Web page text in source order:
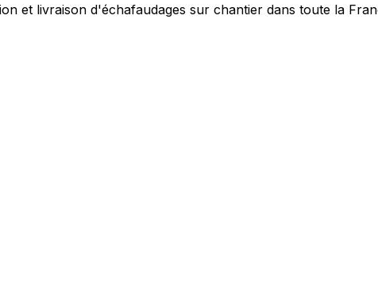
et livraison d'échafaudages sur chantier dans toute la